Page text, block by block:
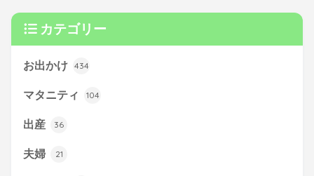
カテゴリー
お出かけ 434
マタニティ 104
出産 36
夫婦 21